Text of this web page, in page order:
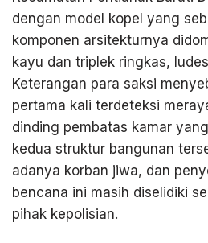
dengan model kopel yang
komponen arsitekturnya
kayu dan triplek ringkas,
Keterangan para saksi
pertama kali terdeteksi
dinding pembatas kamar
kedua struktur bangunan
adanya korban jiwa, dan
bencana ini masih diselidiki
pihak kepolisian.